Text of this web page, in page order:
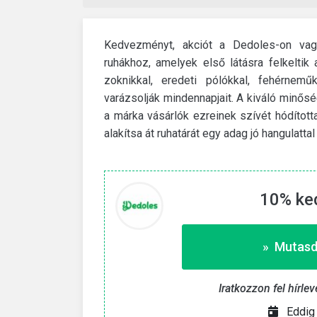
Kedvezményt, akciót a Dedoles-on
ruhákhoz, amelyek első látásra
zoknikkal, eredeti pólókkal,
varázsolják mindennapjait. A kiváló
a márka vásárlók ezreinek szívét
alakítsa át ruhatárát egy adag jó
10%
»
Iratkozzon fel
€25 bónusz új Revolut-
szerezhess a Revolut-számládra.